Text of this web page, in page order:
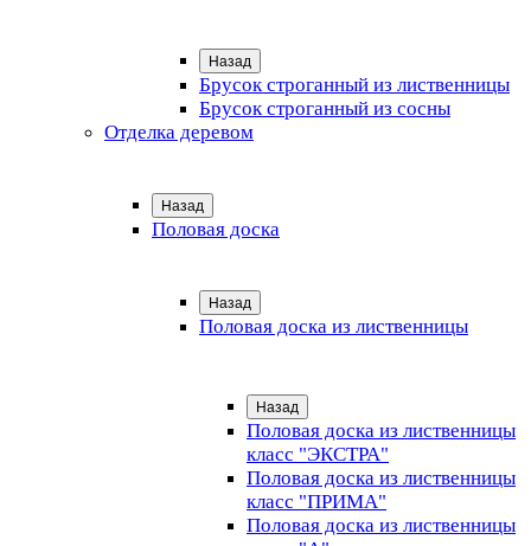
Назад
Брусок строганный из лиственницы
Брусок строганный из сосны
Отделка деревом
Назад
Половая доска
Назад
Половая доска из лиственницы
Назад
Половая доска из лиственницы
класс "ЭКСТРА"
Половая доска из лиственницы
класс "ПРИМА"
Половая доска из лиственницы